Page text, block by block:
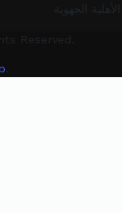
الجهوية
Reserved.